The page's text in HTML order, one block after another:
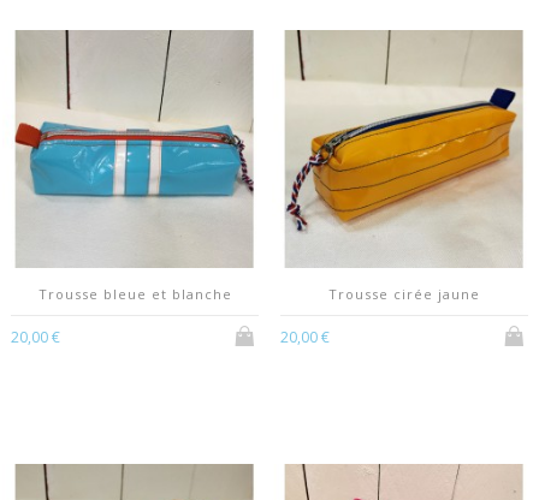
Trousse bleue et blanche
20,00 €
Trousse cirée jaune
20,00 €